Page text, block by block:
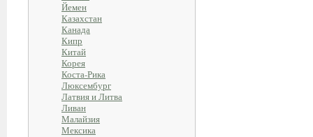
Йемен
Казахстан
Канада
Кипр
Китай
Корея
Коста-Рика
Люксембург
Латвия и Литва
Ливан
Малайзия
Мексика